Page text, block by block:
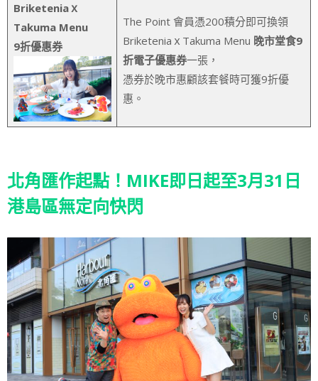
Briketeniaｘ
Takuma Menu
9折優惠券
The Point 會員憑200積分即可換領
BriketeniaｘTakuma Menu 晚市堂食9
折電子優惠券一張，
憑券於晚市惠顧該套餐時可獲9折優
惠。
北角匯作起點！MIKE即日起至3月31日
港島區無定向快閃